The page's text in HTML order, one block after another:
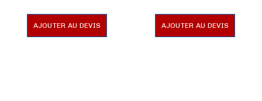
AJOUTER AU DEVIS AJOUTER AU DEVIS